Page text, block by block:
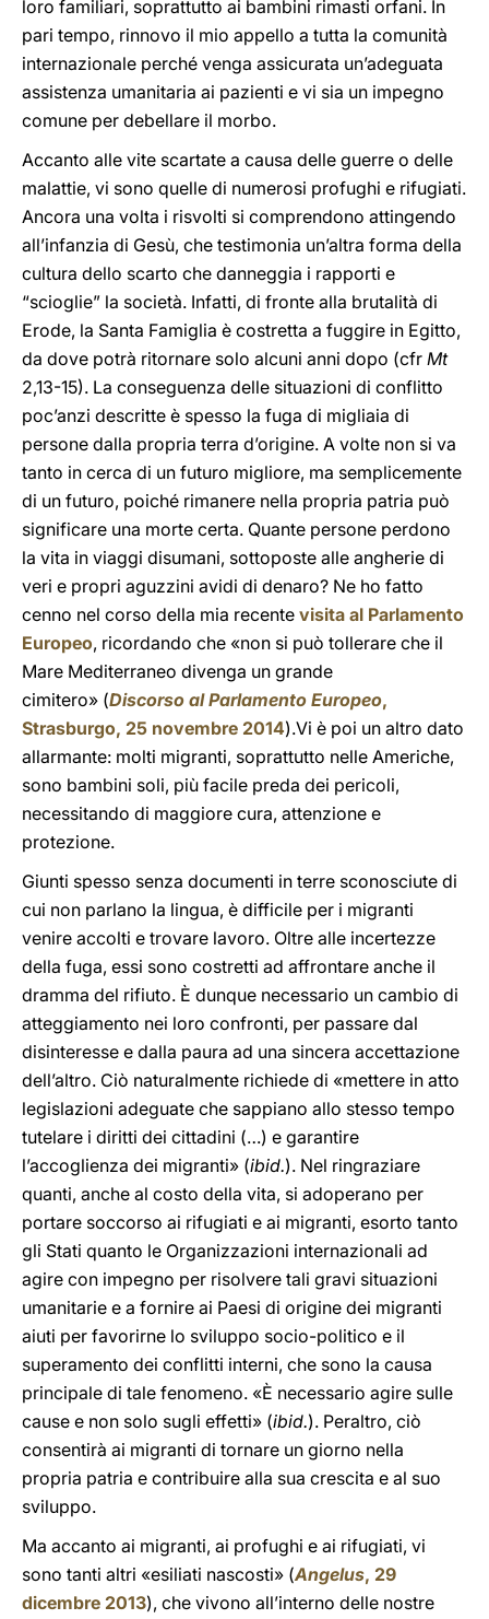
loro familiari, soprattutto ai bambini rimasti orfani. In
pari tempo, rinnovo il mio appello a tutta la comunità
internazionale perché venga assicurata un’adeguata
assistenza umanitaria ai pazienti e vi sia un impegno
comune per debellare il morbo.
Accanto alle vite scartate a causa delle guerre o delle
malattie, vi sono quelle di numerosi profughi e rifugiati.
Ancora una volta i risvolti si comprendono attingendo
all’infanzia di Gesù, che testimonia un’altra forma della
cultura dello scarto che danneggia i rapporti e
“scioglie” la società. Infatti, di fronte alla brutalità di
Erode, la Santa Famiglia è costretta a fuggire in Egitto,
da dove potrà ritornare solo alcuni anni dopo (cfr Mt
2,13-15). La conseguenza delle situazioni di conflitto
poc’anzi descritte è spesso la fuga di migliaia di
persone dalla propria terra d’origine. A volte non si va
tanto in cerca di un futuro migliore, ma semplicemente
di un futuro, poiché rimanere nella propria patria può
significare una morte certa. Quante persone perdono
la vita in viaggi disumani, sottoposte alle angherie di
veri e propri aguzzini avidi di denaro? Ne ho fatto
cenno nel corso della mia recente visita al Parlamento
Europeo, ricordando che «non si può tollerare che il
Mare Mediterraneo divenga un grande
cimitero» (Discorso al Parlamento Europeo,
Strasburgo, 25 novembre 2014).Vi è poi un altro dato
allarmante: molti migranti, soprattutto nelle Americhe,
sono bambini soli, più facile preda dei pericoli,
necessitando di maggiore cura, attenzione e
protezione.
Giunti spesso senza documenti in terre sconosciute di
cui non parlano la lingua, è difficile per i migranti
venire accolti e trovare lavoro. Oltre alle incertezze
della fuga, essi sono costretti ad affrontare anche il
dramma del rifiuto. È dunque necessario un cambio di
atteggiamento nei loro confronti, per passare dal
disinteresse e dalla paura ad una sincera accettazione
dell’altro. Ciò naturalmente richiede di «mettere in atto
legislazioni adeguate che sappiano allo stesso tempo
tutelare i diritti dei cittadini (…) e garantire
l’accoglienza dei migranti» (ibid.). Nel ringraziare
quanti, anche al costo della vita, si adoperano per
portare soccorso ai rifugiati e ai migranti, esorto tanto
gli Stati quanto le Organizzazioni internazionali ad
agire con impegno per risolvere tali gravi situazioni
umanitarie e a fornire ai Paesi di origine dei migranti
aiuti per favorirne lo sviluppo socio-politico e il
superamento dei conflitti interni, che sono la causa
principale di tale fenomeno. «È necessario agire sulle
cause e non solo sugli effetti» (ibid.). Peraltro, ciò
consentirà ai migranti di tornare un giorno nella
propria patria e contribuire alla sua crescita e al suo
sviluppo.
Ma accanto ai migranti, ai profughi e ai rifugiati, vi
sono tanti altri «esiliati nascosti» (Angelus, 29
dicembre 2013), che vivono all’interno delle nostre